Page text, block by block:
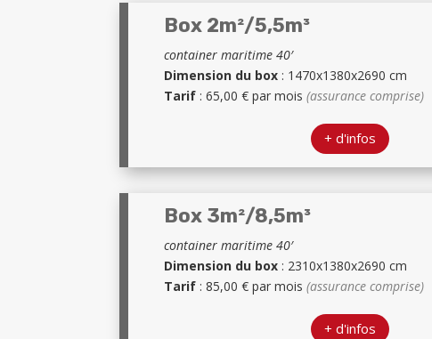
Box 2m²/5,5m³
container maritime 40′
Dimension du box : 1470x1380x2690 cm
Tarif : 65,00 € par mois(assurance comprise)
+ d'infos
Box 3m²/8,5m³
container maritime 40′
Dimension du box : 2310x1380x2690 cm
Tarif : 85,00 € par mois(assurance comprise)
+ d'infos